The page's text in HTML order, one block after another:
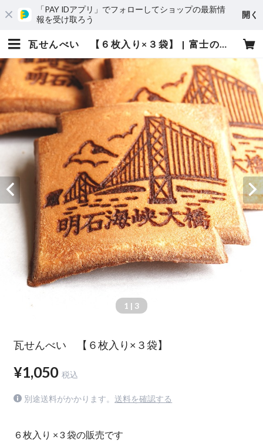
「PAY IDアプリ」でフォローしてショップの最新情
報を受け取ろう
開く
瓦せんべい 【６枚入り×３袋】 | 富士の山菓舗
1 | 3
瓦せんべい 【６枚入り×３袋】
¥1,050 税込
別途送料がかかります。 送料を確認する
６枚入り × 3 袋の販売です